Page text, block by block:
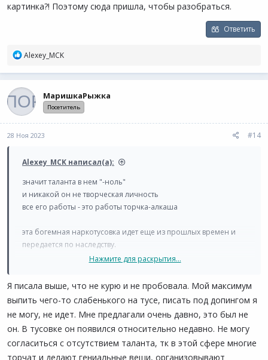
картинка?! Поэтому сюда пришла, чтобы разобраться.
Ответить
Р
а
:
Alexey_MCK
МаришкаРыжка
Посетитель
28 Ноя 2023 #14
Alexey_MCK написал(а):
значит таланта в нем "-ноль"
и никакой он не творческая личность
все его работы - это работы торчка-алкаша
эта богемная наркотусовка идет еще из прошлых времен и
передается по наследству.
предлагал он тебе наркоту? пробовала?
Нажмите для раскрытия...
Я писала выше, что не курю и не пробовала. Мой максимум
выпить чего-то слабенького на тусе, писать под допингом я
не могу, не идет. Мне предлагали очень давно, это был не
он. В тусовке он появился относительно недавно. Не могу
согласиться с отсутствием таланта, тк в этой сфере многие
торчат и делают гениальные вещи, организовывают